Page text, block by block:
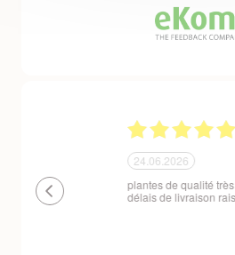
24.06.2026
plantes de qualité très bien
délais de livraison